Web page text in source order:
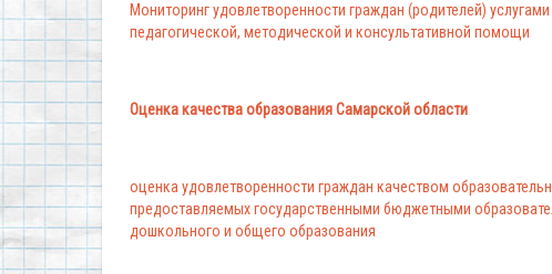
Мониторинг удовлетворенности граждан (родителей)
педагогической, методической и консультативной помощи
Оценка качества образования Самарской области
оценка удовлетворенности граждан качеством
предоставляемых государственными бюджетными
дошкольного и общего образования